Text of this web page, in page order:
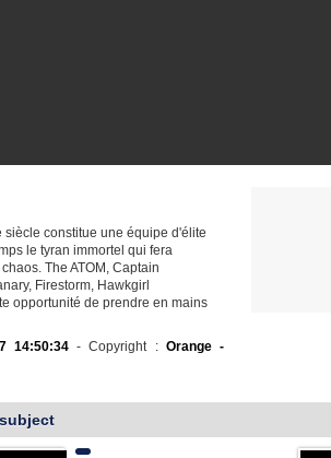
siècle constitue une équipe d'élite
le tyran immortel qui fera
The ATOM, Captain
Firestorm, Hawkgirl
opportunité de prendre en mains
14:50:34- Copyright : Orange -